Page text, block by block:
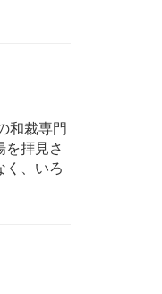
和裁専門
拝見さ
く、いろ